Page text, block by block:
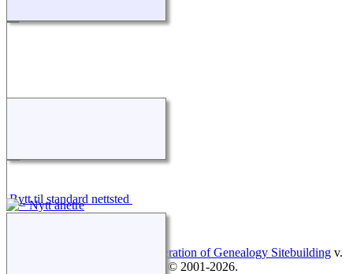
Bytt til standard nettsted
The Next Generation of Genealogy Sitebuilding v.
12.3, skrevet av Darrin Lythgoe © 2001-2026.